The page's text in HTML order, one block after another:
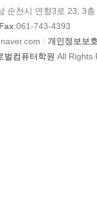
순천시 연향3로 23, 3층
Fax:061-743-4393
/ 개인정보보
벌컴퓨터학원 All Rights